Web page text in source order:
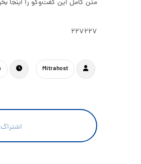
متن کامل این گفت‌وگو را اینجا
۲۲۷۲۲۷
Mitrahost